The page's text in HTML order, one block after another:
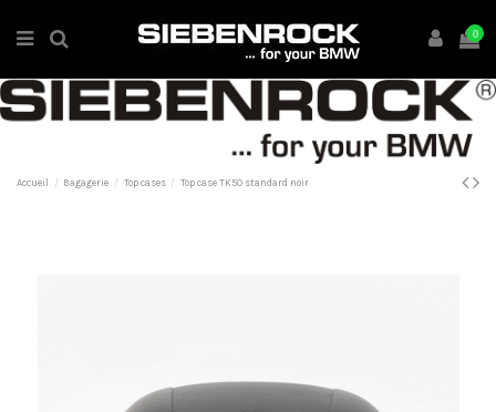
0
Accueil Bagagerie Top cases Top case TK50 standard noir